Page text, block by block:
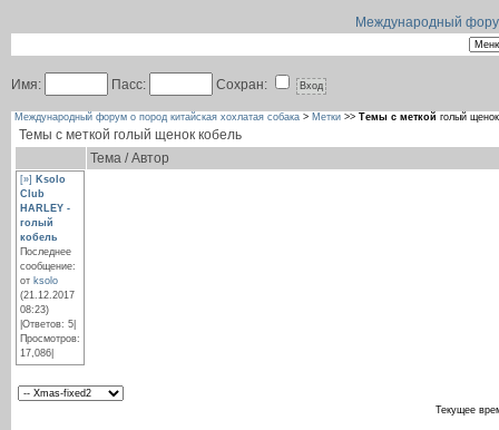
Международный
Имя: Пасс: Сохран:
Международный форум о пород китайская хохлатая собака > Метки >> Темы с меткой голый
Темы с меткой голый щенок кобель
Тема / Автор
[»]
Ksolo
Club
HARLEY -
голый
кобель
Последнее
сообщение:
от ksolo
(21.12.2017
08:23)
|Ответов: 5|
Просмотров:
17,086|
Текущее